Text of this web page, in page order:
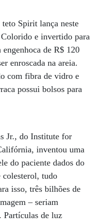
Spirit lança neste
e invertido para
de R$ 120
enroscada na areia.
com fibra de vidro e
possui bolsos para
Jr., do Institute for
inventou uma
do paciente dados do
colesterol, tudo
isso, três bilhões de
– seriam
Partículas de luz